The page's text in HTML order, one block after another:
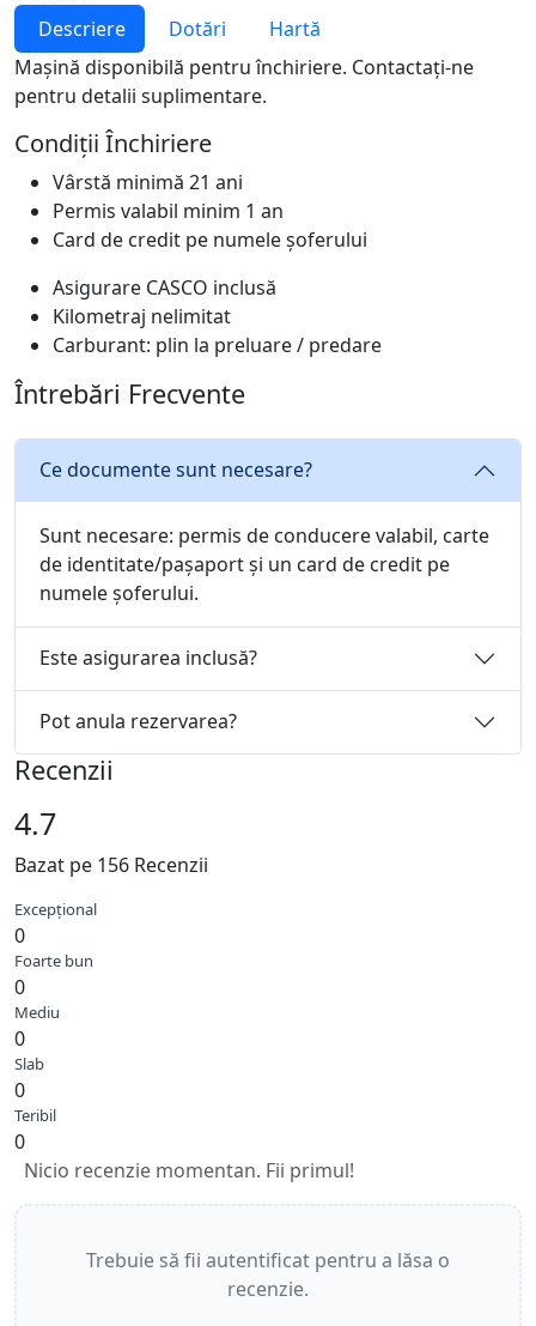
Descriere
Dotări
Hartă
Mașină disponibilă pentru închiriere. Contactați-ne
pentru detalii suplimentare.
Condiții Închiriere
Vârstă minimă 21 ani
Permis valabil minim 1 an
Card de credit pe numele șoferului
Asigurare CASCO inclusă
Kilometraj nelimitat
Carburant: plin la preluare / predare
Întrebări Frecvente
Ce documente sunt necesare?
Sunt necesare: permis de conducere valabil, carte
de identitate/pașaport și un card de credit pe
numele șoferului.
Este asigurarea inclusă?
Pot anula rezervarea?
Recenzii
4.7
Bazat pe 156 Recenzii
Excepțional
0
Foarte bun
0
Mediu
0
Slab
0
Teribil
0
Nicio recenzie momentan. Fii primul!
Trebuie să fii autentificat pentru a lăsa o
recenzie.